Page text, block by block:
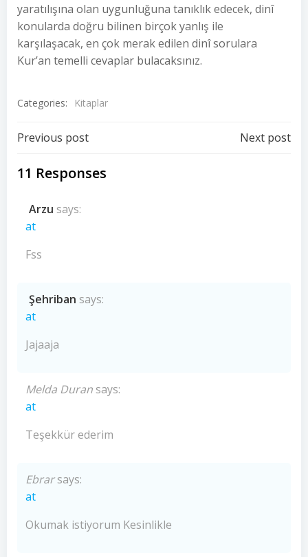
yaratılışına olan uygunluğuna tanıklık edecek, dinî
konularda doğru bilinen birçok yanlış ile
karşılaşacak, en çok merak edilen dinî sorulara
Kur’an temelli cevaplar bulacaksınız.
Categories: Kitaplar
Post
navigation
Previous post Next post
11 Responses
Arzu says:
at
Fss
Şehriban says:
at
Jajaaja
Melda Duran says:
at
Teşekkür ederim
Ebrar says:
at
Okumak istiyorum Kesinlikle